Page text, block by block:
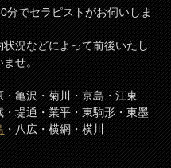
分でセラピストがお伺いしま
況などによって前後いたし
ませ。
・亀沢・菊川・京島・江東
堤通・業平・東駒形・東墨
・八広・横網・横川